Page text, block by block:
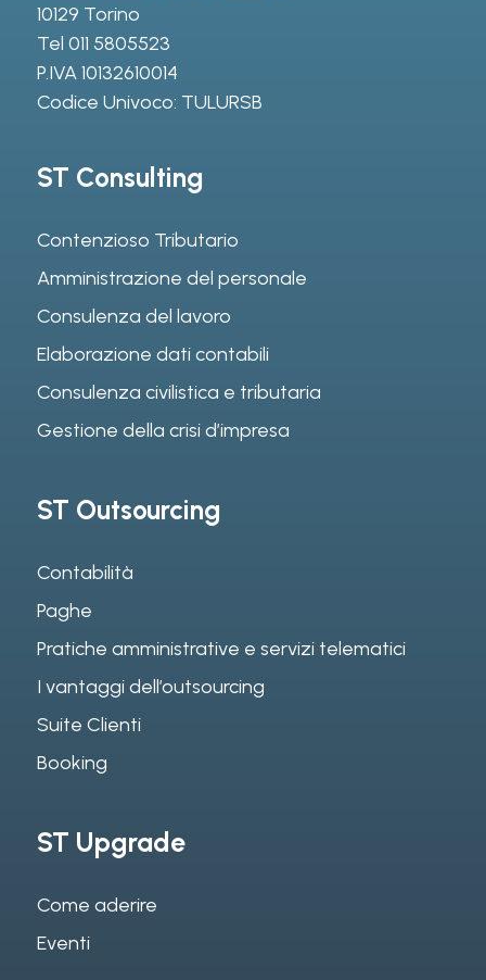
10129 Torino
Tel 011 5805523
P.IVA 10132610014
Codice Univoco: TULURSB
ST Consulting
Contenzioso Tributario
Amministrazione del personale
Consulenza del lavoro
Elaborazione dati contabili
Consulenza civilistica e tributaria
Gestione della crisi d’impresa
ST Outsourcing
Contabilità
Paghe
Pratiche amministrative e servizi telematici
I vantaggi dell’outsourcing
Suite Clienti
Booking
ST Upgrade
Come aderire
Eventi